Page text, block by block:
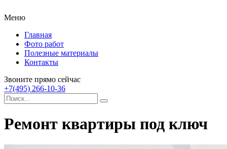
Меню
Главная
Фото работ
Полезные материалы
Контакты
Звоните прямо сейчас
+7(495) 266-10-36
Ремонт квартиры под ключ